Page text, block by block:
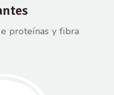
proteínas y fibra